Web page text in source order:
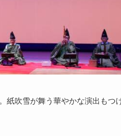
吹雪が舞う華やかな演出もつ